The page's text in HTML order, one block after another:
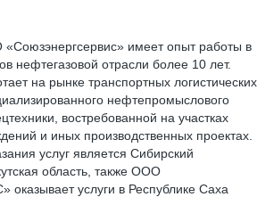
имеет опыт работы в
нефтегазовой отрасли более 10 лет.
на рынке транспортных логистических
нефтепромыслового
востребованной на участках
и иных производственных проектах.
услуг является Сибирский
область, также ООО
услуги в Республике Саха